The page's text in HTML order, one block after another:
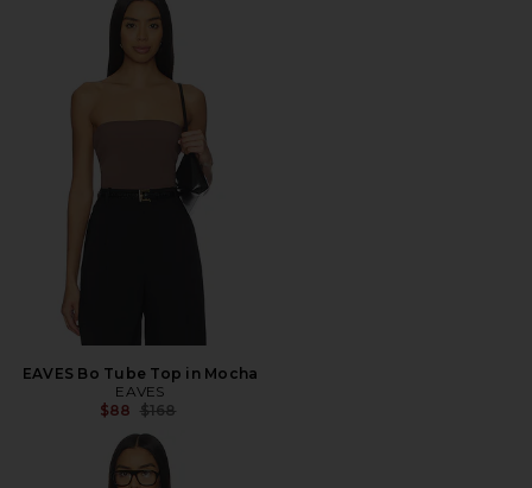
EAVES Bo Tube Top in Mocha
EAVES
$88 前の価格:
$168